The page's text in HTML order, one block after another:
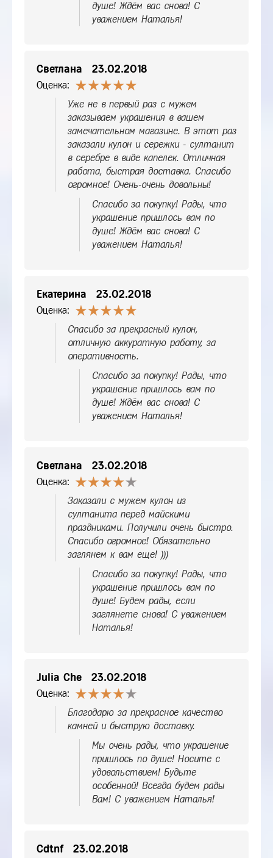
душе! Ждём вас снова! С
уважением Наталья!
Светлана 23.02.2018
Оценка:
Уже не в первый раз с мужем
заказываем украшения в вашем
замечательном магазине. В этот раз
заказали кулон и сережки - султанит
в серебре в виде капелек. Отличная
работа, быстрая доставка. Спасибо
огромное! Очень-очень довольны!
Спасибо за покупку! Рады, что
украшение пришлось вам по
душе! Ждём вас снова! С
уважением Наталья!
Екатерина 23.02.2018
Оценка:
Спасибо за прекрасный кулон,
отличную аккуратную работу, за
оперативность.
Спасибо за покупку! Рады, что
украшение пришлось вам по
душе! Ждём вас снова! С
уважением Наталья!
Светлана 23.02.2018
Оценка:
Заказали с мужем кулон из
султанита перед майскими
праздниками. Получили очень быстро.
Спасибо огромное! Обязательно
заглянем к вам еще! )))
Спасибо за покупку! Рады, что
украшение пришлось вам по
душе! Будем рады, если
заглянете снова! С уважением
Наталья!
Julia Che 23.02.2018
Оценка:
Благодарю за прекрасное качество
камней и быструю доставку.
Мы очень рады, что украшение
пришлось по душе! Носите с
удовольствием! Будьте
особенной! Всегда будем рады
Вам! С уважением Наталья!
Cdtnf 23.02.2018